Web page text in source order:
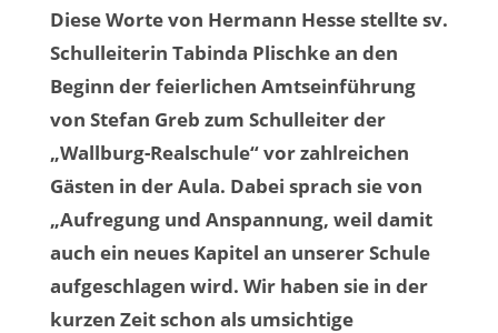
Diese Worte von Hermann Hesse stellte sv.
Schulleiterin Tabinda Plischke an den
Beginn der feierlichen Amtseinführung
von Stefan Greb zum Schulleiter der
„Wallburg-Realschule“ vor zahlreichen
Gästen in der Aula. Dabei sprach sie von
„Aufregung und Anspannung, weil damit
auch ein neues Kapitel an unserer Schule
aufgeschlagen wird. Wir haben sie in der
kurzen Zeit schon als umsichtige